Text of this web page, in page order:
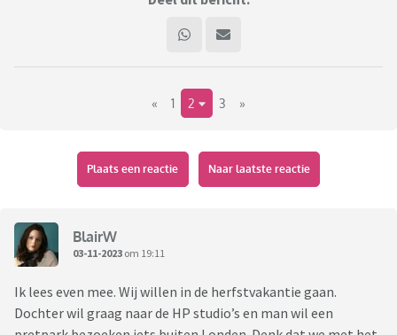
« 1 2 3 »
Plaats een reactie Naar laatste reactie
BlairW
03-11-2023 om 19:11
Ik lees even mee. Wij willen in de herfstvakantie gaan.
Dochter wil graag naar de HP studio’s en man wil een